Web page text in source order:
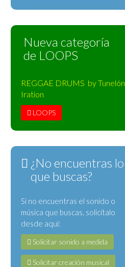
Nueva categoría
de LOOPS
REGGAE DRUMS by Tunelón
Iration
LOOPS
¿No encuentras lo
que buscas?
Si no encuentras el sonido o
música que buscas, solicítalo
desde aquí:
Solicitar sonido a medida
Solicitar creación musical